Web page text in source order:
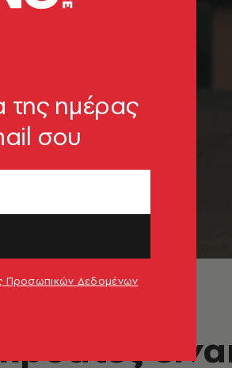
ημέρας
σου
Προσωπικών Δεδομένων